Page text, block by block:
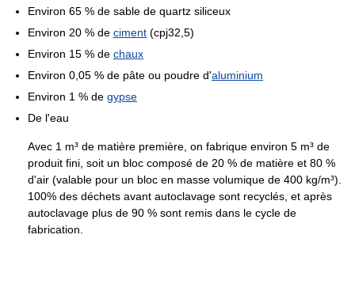
Environ 65 % de sable de quartz siliceux
Environ 20 % de ciment (cpj32,5)
Environ 15 % de chaux
Environ 0,05 % de pâte ou poudre d'aluminium
Environ 1 % de gypse
De l'eau
Avec 1 m³ de matière première, on fabrique environ 5 m³ de
produit fini, soit un bloc composé de 20 % de matière et 80 %
d'air (valable pour un bloc en masse volumique de 400 kg/m³).
100% des déchets avant autoclavage sont recyclés, et après
autoclavage plus de 90 % sont remis dans le cycle de
fabrication.